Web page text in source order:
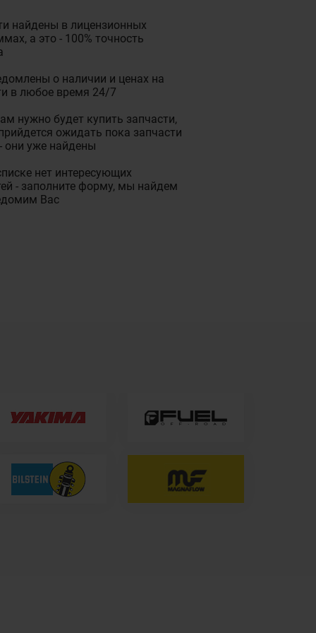
найдены в лицензионных
а это - 100% точность
о наличии и ценах на
в любое время 24/7
нужно будет купить запчасти,
ожидать пока запчасти
они уже найдены
нет интересующих
- заполните форму, мы найдем
Вас